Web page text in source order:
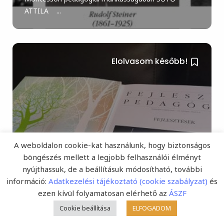
ATTILA ...
Elolvasom később!
A Fejlesztő Pedagógia 33.
évfolyamának 2022/4–6.
összevont számáról
A weboldalon cookie-kat használunk, hogy biztonságos
böngészés mellett a legjobb felhasználói élményt
nyújthassuk, de a beállításuk módosítható, további
információ: Adatkezelési tájékoztató (cookie szabályzat) és
ezen kívül folyamatosan elérhető az ÁSZF
Cookie beállítása ELFOGADOM